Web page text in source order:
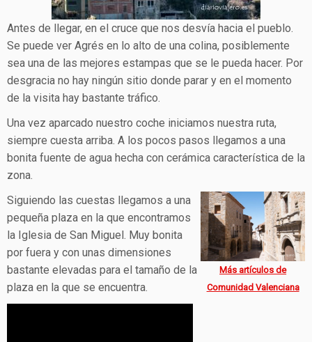
Antes de llegar, en el cruce que nos desvía hacia el pueblo.
Se puede ver Agrés en lo alto de una colina, posiblemente
sea una de las mejores estampas que se le pueda hacer. Por
desgracia no hay ningún sitio donde parar y en el momento
de la visita hay bastante tráfico.
Una vez aparcado nuestro coche iniciamos nuestra ruta,
siempre cuesta arriba. A los pocos pasos llegamos a una
bonita fuente de agua hecha con cerámica característica de la
zona.
Más artículos de
Comunidad Valenciana
Siguiendo las cuestas llegamos a una
pequeña plaza en la que encontramos
la Iglesia de San Miguel. Muy bonita
por fuera y con unas dimensiones
bastante elevadas para el tamaño de la
plaza en la que se encuentra.